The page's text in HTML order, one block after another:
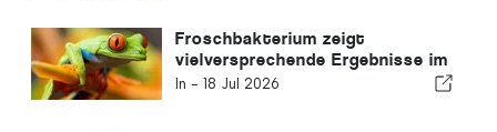
Froschbakterium zeigt
vielversprechende Ergebnisse im
Kampf gegen Krebs
In - 18 Jul 2026